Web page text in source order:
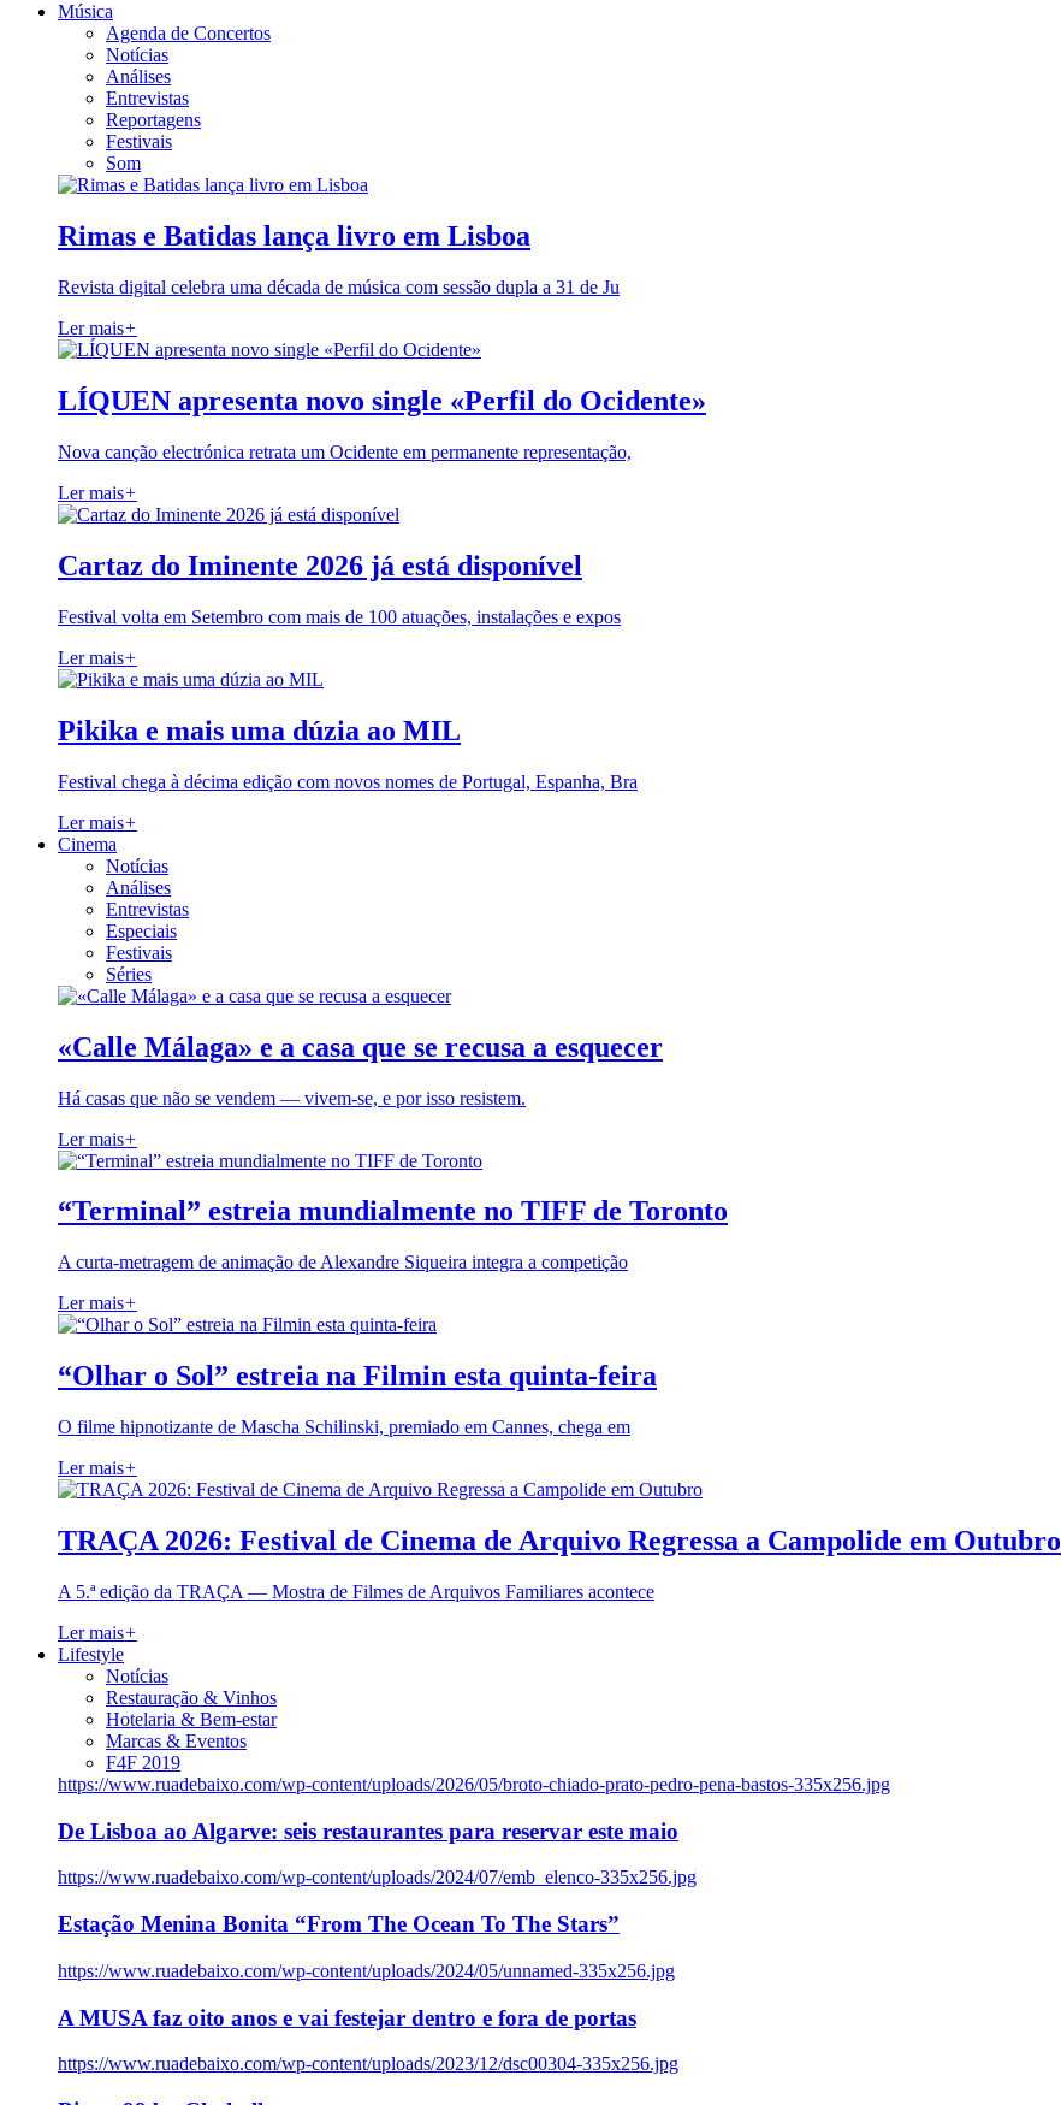
Música
Agenda de Concertos
Notícias
Análises
Entrevistas
Reportagens
Festivais
Som
Rimas e Batidas lança livro em Lisboa
Revista digital celebra uma década de música com sessão dupla a 31 de Ju
Ler mais+
LÍQUEN apresenta novo single «Perfil do Ocidente»
Nova canção electrónica retrata um Ocidente em permanente representação,
Ler mais+
Cartaz do Iminente 2026 já está disponível
Festival volta em Setembro com mais de 100 atuações, instalações e expos
Ler mais+
Pikika e mais uma dúzia ao MIL
Festival chega à décima edição com novos nomes de Portugal, Espanha, Bra
Ler mais+
Cinema
Notícias
Análises
Entrevistas
Especiais
Festivais
Séries
«Calle Málaga» e a casa que se recusa a esquecer
Há casas que não se vendem — vivem-se, e por isso resistem.
Ler mais+
“Terminal” estreia mundialmente no TIFF de Toronto
A curta-metragem de animação de Alexandre Siqueira integra a competição
Ler mais+
“Olhar o Sol” estreia na Filmin esta quinta-feira
O filme hipnotizante de Mascha Schilinski, premiado em Cannes, chega em
Ler mais+
TRAÇA 2026: Festival de Cinema de Arquivo Regressa a Campolide em Outubro
A 5.ª edição da TRAÇA — Mostra de Filmes de Arquivos Familiares acontece
Ler mais+
Lifestyle
Notícias
Restauração & Vinhos
Hotelaria & Bem-estar
Marcas & Eventos
F4F 2019
https://www.ruadebaixo.com/wp-content/uploads/2026/05/broto-chiado-prato-pedro-pena-bastos-335x256.jpg
De Lisboa ao Algarve: seis restaurantes para reservar este maio
https://www.ruadebaixo.com/wp-content/uploads/2024/07/emb_elenco-335x256.jpg
Estação Menina Bonita “From The Ocean To The Stars”
https://www.ruadebaixo.com/wp-content/uploads/2024/05/unnamed-335x256.jpg
A MUSA faz oito anos e vai festejar dentro e fora de portas
https://www.ruadebaixo.com/wp-content/uploads/2023/12/dsc00304-335x256.jpg